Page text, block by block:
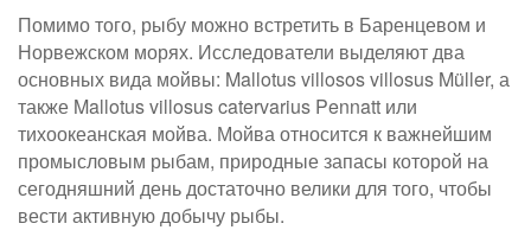
Помимо того, рыбу можно встретить в Баренцевом и
Норвежском морях. Исследователи выделяют два
основных вида мойвы: Mallotus villosos villosus Müller, а
также Mallotus villosus catervarius Pennatt или
тихоокеанская мойва. Мойва относится к важнейшим
промысловым рыбам, природные запасы которой на
сегодняшний день достаточно велики для того, чтобы
вести активную добычу рыбы.